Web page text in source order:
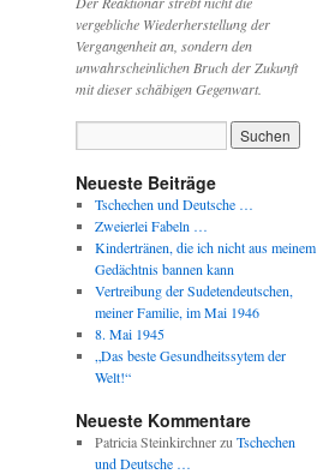
vergebliche Wiederherstellung der
Vergangenheit an, sondern den
unwahrscheinlichen Bruch der Zukunft
mit dieser schäbigen Gegenwart.
Neueste Beiträge
Tschechen und Deutsche …
Zweierlei Fabeln …
Kindertränen, die ich nicht aus meinem
Gedächtnis bannen kann
Vertreibung der Sudetendeutschen,
meiner Familie, im Mai 1946
8. Mai 1945
„Das beste Gesundheitssytem der
Welt!“
Neueste Kommentare
Patricia Steinkirchnerzu Tschechen
und Deutsche …